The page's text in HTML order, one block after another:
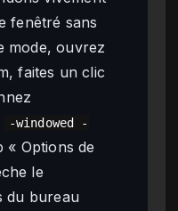
fenêtré sans
mode, ouvrez
faites un clic
-windowed -
« Options de
le
du bureau